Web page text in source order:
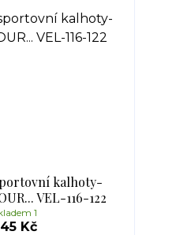
kalhoty-
VEL-116-122
Kč
1